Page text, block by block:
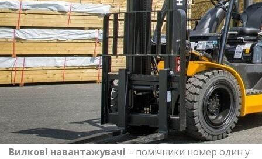
Вилкові навантажувачі – помічники номер один у